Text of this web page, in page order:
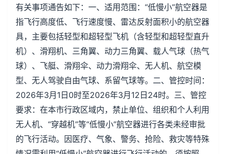
有关事项通告如下：一、适用范围：“低慢小”航空器是
指飞行高度低、飞行速度慢、雷达反射面积小的航空器
具，主要包括轻型和超轻型飞机（含轻型和超轻型直升
机）、滑翔机、三角翼、动力三角翼、载人气球（热气
球）、飞艇、滑翔伞、动力滑翔伞、无人机、航空模
型、无人驾驶自由气球、系留气球等。二、管控时间：
2026年3月1日0时至2026年3月12日24时。三、管控
要求：在本市行政区域内，禁止单位、组织和个人利用
无人机、“穿越机”等“低慢小”航空器进行各类未经审批
的飞行活动。因医疗、气象、警务、抢险、救灾等特殊